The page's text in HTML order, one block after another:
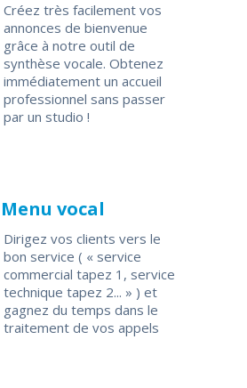
Créez très facilement vos
annonces de bienvenue
grâce à notre outil de
synthèse vocale. Obtenez
immédiatement un accueil
professionnel sans passer
par un studio !
Menu vocal
Dirigez vos clients vers le
bon service ( « service
commercial tapez 1, service
technique tapez 2... » ) et
gagnez du temps dans le
traitement de vos appels